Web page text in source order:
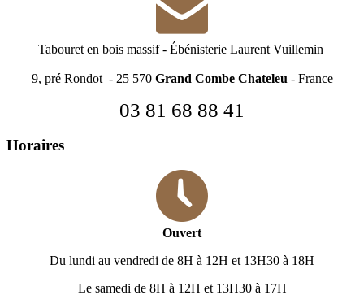
Tabouret en bois massif- Ébénisterie Laurent Vuillemin
9, pré Rondot - 25 570 Grand Combe Chateleu - France
03 81 68 88 41
Horaires
Ouvert
Du lundi au vendredi de 8H à 12H et 13H30 à 18H
Le samedi de 8H à 12H et 13H30 à 17H